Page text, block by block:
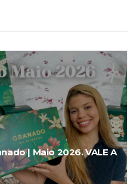
| Maio 2026. VALE A